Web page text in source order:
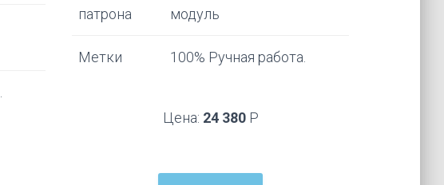
патрона
модуль
Метки 100% Ручная работа.
Цена: 24 380Р